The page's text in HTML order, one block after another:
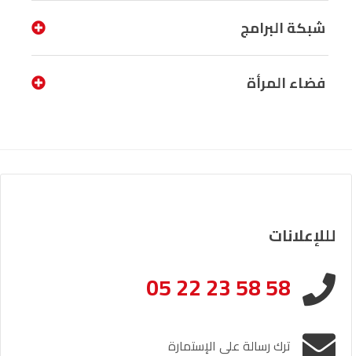
شبكة البرامج
فضاء المرأة
لللإعلانات
05 22 23 58 58
ترك رسالة على الإستمارة